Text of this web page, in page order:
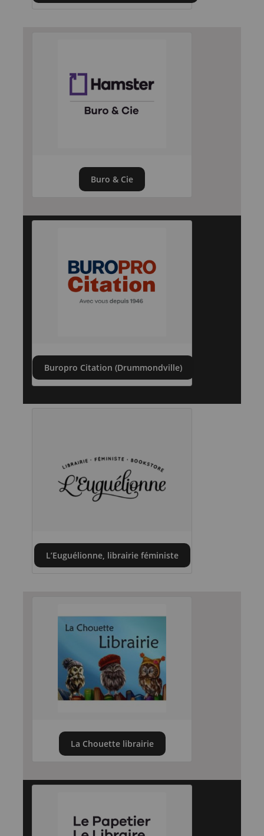
Buro & Cie
Buropro Citation (Drummondville)
L’Euguélionne, librairie féministe
La Chouette librairie